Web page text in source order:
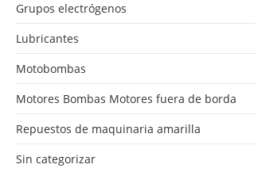
Grupos electrógenos
Lubricantes
Motobombas
Motores Bombas Motores fuera de borda
Repuestos de maquinaria amarilla
Sin categorizar